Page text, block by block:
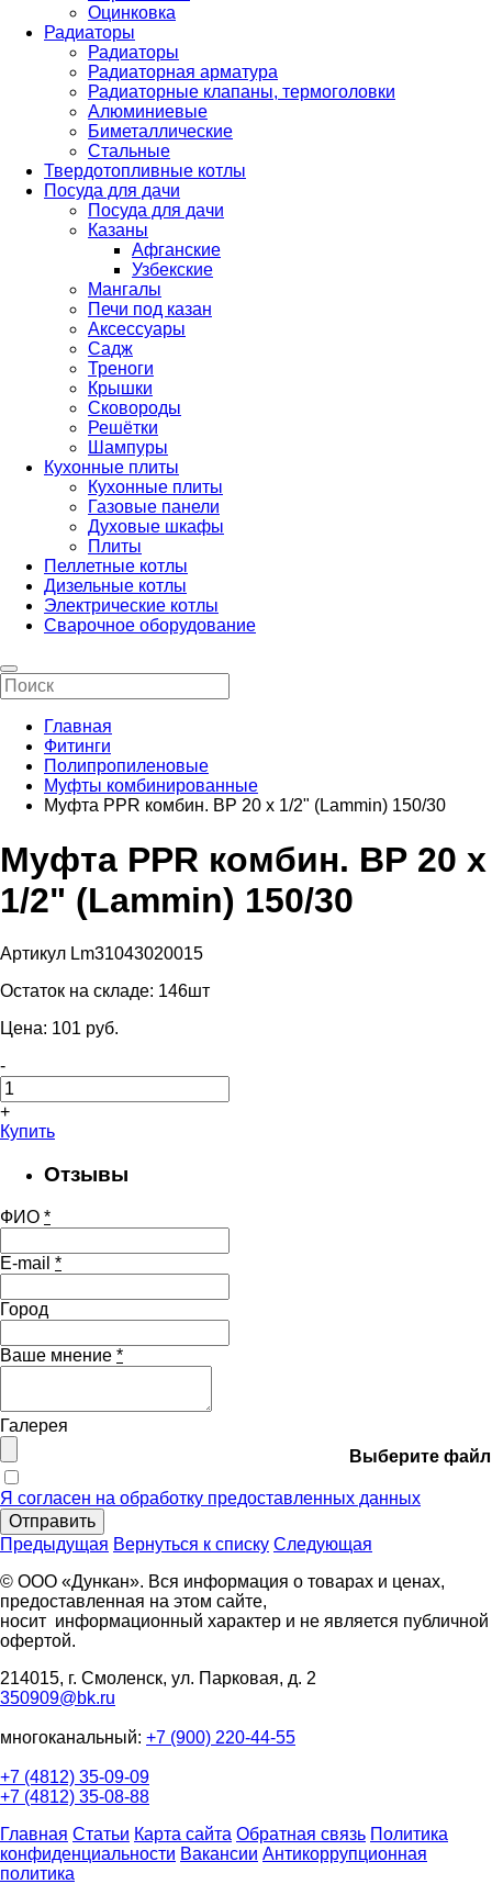
Оцинковка
Радиаторы
Радиаторы
Радиаторная арматура
Радиаторные клапаны, термоголовки
Алюминиевые
Биметаллические
Стальные
Твердотопливные котлы
Посуда для дачи
Посуда для дачи
Казаны
Афганские
Узбекские
Мангалы
Печи под казан
Аксессуары
Садж
Треноги
Крышки
Сковороды
Решётки
Шампуры
Кухонные плиты
Кухонные плиты
Газовые панели
Духовые шкафы
Плиты
Пеллетные котлы
Дизельные котлы
Электрические котлы
Сварочное оборудование
Главная
Фитинги
Полипропиленовые
Муфты комбинированные
Муфта PPR комбин. ВР 20 х 1/2" (Lammin) 150/30
Муфта PPR комбин. ВР 20 х
1/2" (Lammin) 150/30
Артикул Lm31043020015
Остаток на складе: 146шт
Цена: 101 pуб.
-
+
Купить
Отзывы
ФИО *
E-mail *
Город
Ваше мнение *
Галерея
Выберите файл
Я согласен на обработку предоставленных данных
Отправить
Предыдущая Вернуться к списку Следующая
© ООО «Дункан». Вся информация о товарах и ценах,
предоставленная на этом сайте,
носит информационный характер и не является публичной
офертой.
214015, г. Смоленск, ул. Парковая, д. 2
350909@bk.ru
многоканальный: +7 (900) 220-44-55
+7 (4812) 35-09-09
+7 (4812) 35-08-88
Главная Статьи Карта сайта Обратная связь Политика
конфиденциальности Вакансии Антикоррупционная
политика